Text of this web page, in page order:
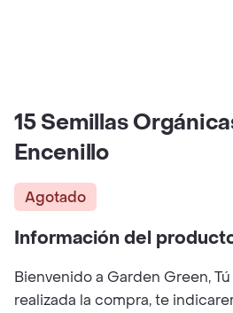
15 Semillas
Encenillo
Agotado
Información del
Bienvenido a Garden Green,
realizada la compra, te